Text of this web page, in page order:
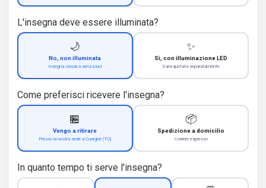
L'insegna deve essere illuminata?
🌙
No, non illuminata
Insegna classica senza luci
✨
Sì, con illuminazione LED
Sarà quotata separatamente
Come preferisci ricevere l'insegna?
🏪
Vengo a ritirare
Presso la nostra sede a Cuorgnè (TO)
📦
Spedizione a domicilio
Corriere espresso
In quanto tempo ti serve l'insegna?